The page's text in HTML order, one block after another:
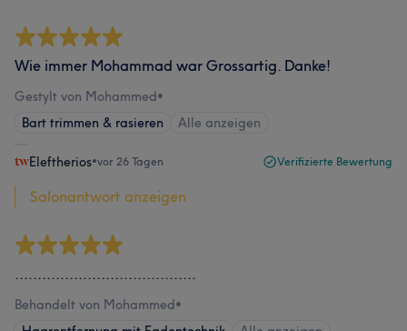
Wie immer Mohammad war Grossartig. Danke!
Gestylt von Mohammed•
Bart trimmen & rasieren
Alle anzeigen
Eleftherios•vor 26 Tagen Verifizierte Bewertung
Salonantwort anzeigen
........................................
Behandelt von Mohammed•